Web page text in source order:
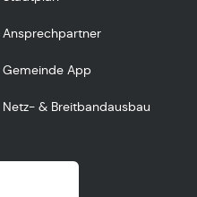
Ansprechpartner
Gemeinde App
Netz- & Breitbandausbau